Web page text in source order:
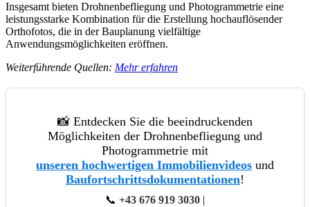
Insgesamt bieten Drohnenbefliegung und Photogrammetrie eine
leistungsstarke Kombination für die Erstellung hochauflösender
Orthofotos, die in der Bauplanung vielfältige
Anwendungsmöglichkeiten eröffnen.
Weiterführende Quellen: Mehr erfahren
📸 Entdecken Sie die beeindruckenden
Möglichkeiten der Drohnenbefliegung und
Photogrammetrie mit
unseren hochwertigen Immobilienvideos und
Baufortschrittsdokumentationen!
📞 +43 676 919 3030 |